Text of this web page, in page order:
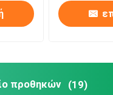
προθηκών (19)